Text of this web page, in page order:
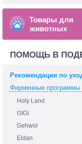
Товары для
животных
ПОМОЩЬ В
Рекомендации по
Фирменные программы
Holy Land
GIGI
Gehwol
Eldan